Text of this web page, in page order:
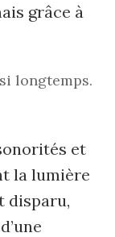
grâce à
longtemps.
et
la lumière
disparu,